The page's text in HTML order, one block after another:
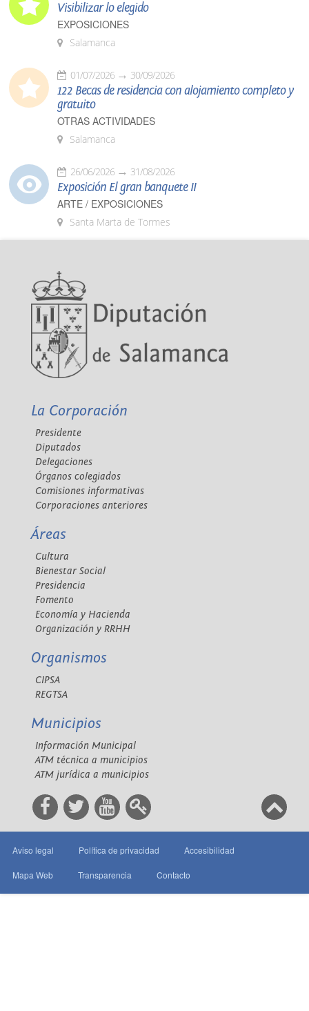
Visibilizar lo elegido
EXPOSICIONES
Salamanca
01/07/2026 30/09/2026
122 Becas de residencia con alojamiento completo y
gratuito
OTRAS ACTIVIDADES
Salamanca
26/06/2026 31/08/2026
Exposición El gran banquete II
ARTE / EXPOSICIONES
Santa Marta de Tormes
La Corporación
Presidente
Diputados
Delegaciones
Órganos colegiados
Comisiones informativas
Corporaciones anteriores
Áreas
Cultura
Bienestar Social
Presidencia
Fomento
Economía y Hacienda
Organización y RRHH
Organismos
CIPSA
REGTSA
Municipios
Información Municipal
ATM técnica a municipios
ATM jurídica a municipios
Aviso legal Política de privacidad Accesibilidad
Mapa Web Transparencia Contacto